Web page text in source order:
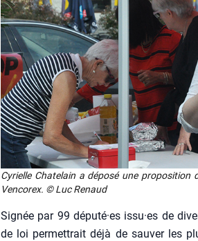
Cyrielle Cha­te­lain a dépo­sé une
Ven­co­rex. © Luc Renaud
Signée par 99 député·es issu·es de
de loi per­met­trait déjà de sau­ver les